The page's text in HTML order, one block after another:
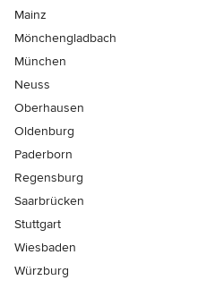
Mainz
Mönchen­gladbach
München
Neuss
Oberhausen
Oldenburg
Paderborn
Regensburg
Saarbrücken
Stuttgart
Wiesbaden
Würzburg